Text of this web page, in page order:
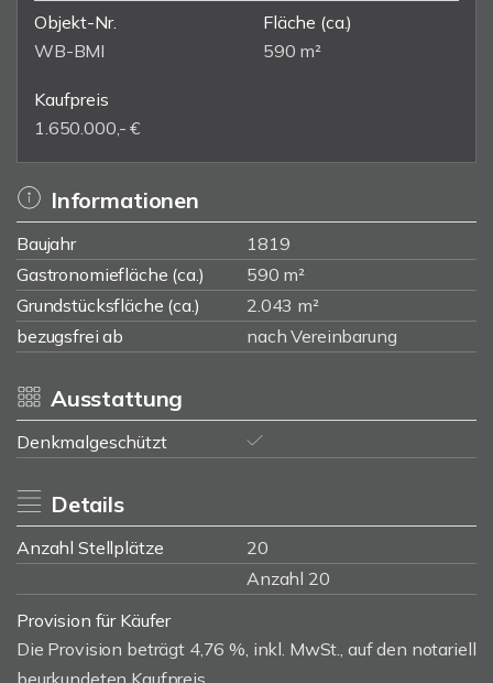
Objekt-Nr.
WB-BMI
Fläche (ca.)
590 m²
Kaufpreis
1.650.000,- €
Informationen
Baujahr
1819
Gastronomiefläche (ca.)
590 m²
Grundstücksfläche (ca.)
2.043 m²
bezugsfrei ab
nach Vereinbarung
Ausstattung
Denkmalgeschützt
Details
Anzahl Stellplätze
20
Anzahl 20
Provision für Käufer
Die Provision beträgt 4,76 %, inkl. MwSt., auf den notariell
beurkundeten Kaufpreis.